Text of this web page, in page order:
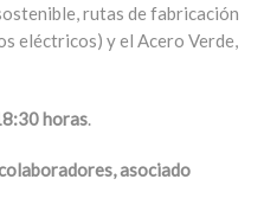
rutas de fabricación
eléctricos) y el Acero Verde,
horas.
asociado